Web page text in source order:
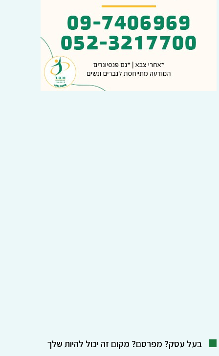
בעל עסק? מפרסם? מקום זה יכול להיות שלך